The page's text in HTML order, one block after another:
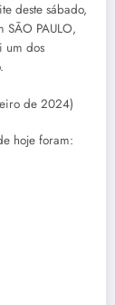
deste sábado,
SÃO PAULO,
um dos
de 2024)
hoje foram: